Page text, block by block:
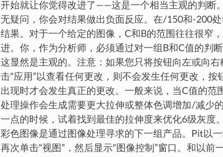
开始就让你觉得改进了——这是一个相当主观的判断
无疑问，你会对结果做出负面反应。在/150和-200
结果。对于一个给定的图像，C和B的范围往往很窄
进。你，作为分析师，必须通过对一组B和C值的判
这显然是主观的。注意：如果您只将按钮向左或向
击“应用”以查看任何更改，则不会发生任何更改，
出现时才会发生真正的更改。一般来说，当C值的
处理操作会生成需要更大拉伸或整体色调增加/减少
一点的时候，试着找到最佳的拉伸度来优化6级灰度。
彩色图像是通过图像处理寻求的下一组产品。Pit以
再次单击“视图”，然后显示“图像控制”窗口。和以